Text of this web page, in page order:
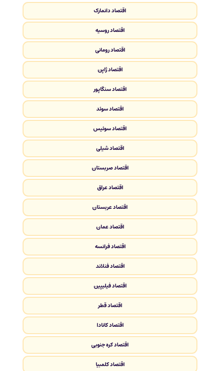
اقتصاد دانمارک
اقتصاد روسیه
اقتصاد رومانی
اقتصاد ژاپن
اقتصاد سنگاپور
اقتصاد سوئد
اقتصاد سوئیس
اقتصاد شیلی
اقتصاد صربستان
اقتصاد عراق
اقتصاد عربستان
اقتصاد عمان
اقتصاد فرانسه
اقتصاد فنلاند
اقتصاد فیلیپین
اقتصاد قطر
اقتصاد کانادا
اقتصاد کره جنوبی
اقتصاد کلمبیا